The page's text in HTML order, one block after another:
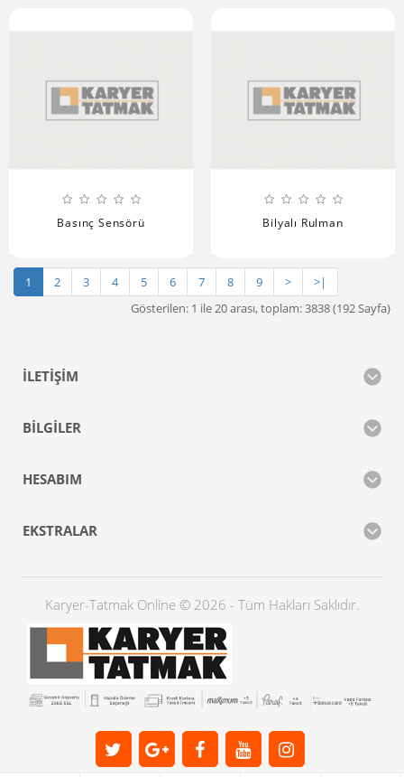
Basınç Sensörü Bilyalı Rulman
1 2 3 4 5 6 7 8 9 >
>|
Gösterilen: 1 ile 20 arası, toplam: 3838 (192 Sayfa)
İLETIŞIM
BILGILER
HESABIM
EKSTRALAR
Karyer-Tatmak Online © 2026 - Tüm Hakları Saklıdır.